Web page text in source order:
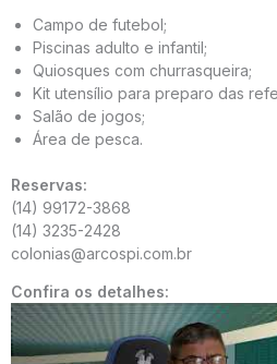
Campo de futebol;
Piscinas adulto e infantil;
Quiosques com churrasqueira;
Kit utensílio para preparo das
Salão de jogos;
Área de pesca.
Reservas:
(14) 99172-3868
(14) 3235-2428
colonias@arcospi.com.br
Confira os detalhes: